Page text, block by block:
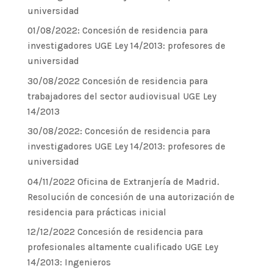
universidad
01/08/2022: Concesión de residencia para
investigadores UGE Ley 14/2013: profesores de
universidad
30/08/2022 Concesión de residencia para
trabajadores del sector audiovisual UGE Ley
14/2013
30/08/2022: Concesión de residencia para
investigadores UGE Ley 14/2013: profesores de
universidad
04/11/2022 Oficina de Extranjería de Madrid.
Resolución de concesión de una autorización de
residencia para prácticas inicial
12/12/2022 Concesión de residencia para
profesionales altamente cualificado UGE Ley
14/2013: Ingenieros